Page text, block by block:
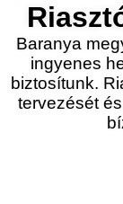
Baranya
ingyenes
biztosítunk.
tervezését